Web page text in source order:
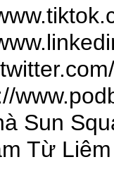
Sun
Từ Liêm